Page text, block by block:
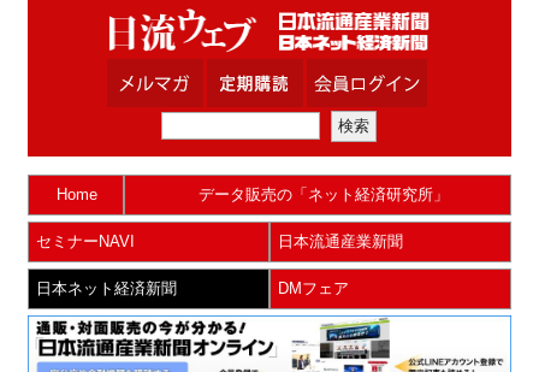
Home データ販売の「ネット経済研究所」
セミナーNAVI 日本流通産業新聞
日本ネット経済新聞 DMフェア